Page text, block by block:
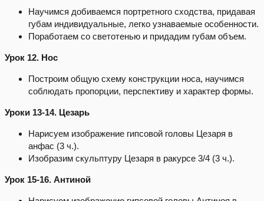
Научимся добиваемся портретного сходства, придавая
губам индивидуальные, легко узнаваемые особенности.
Поработаем со светотенью и придадим губам объем.
Урок 12. Нос
Построим общую схему конструкции носа, научимся
соблюдать пропорции, перспективу и характер формы.
Уроки 13-14. Цезарь
Нарисуем изображение гипсовой головы Цезаря в
анфас (3 ч.).
Изобразим скульптуру Цезаря в ракурсе 3/4 (3 ч.).
Урок 15-16. Антиной